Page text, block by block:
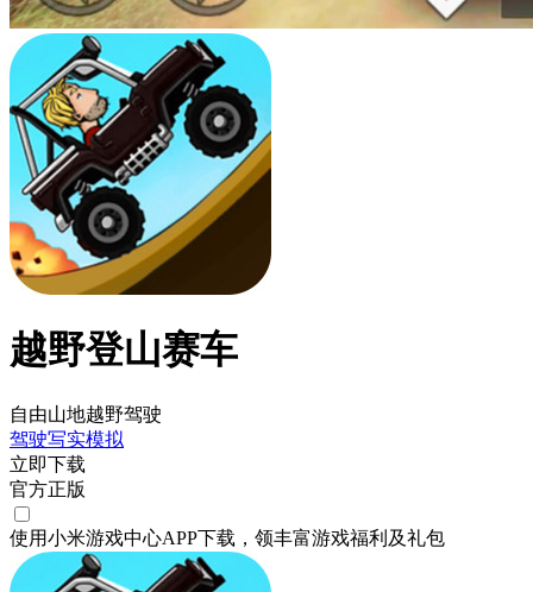
越野登山赛车
自由山地越野驾驶
驾驶写实模拟
立即下载
官方正版
使用小米游戏中心APP下载 ，领丰富游戏福利 及礼包